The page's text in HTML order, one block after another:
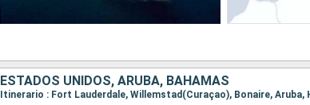
ESTADOS UNIDOS, ARUBA, BAHAMAS
Itinerario : Fort Lauderdale, Willemstad(Curaçao), Bonaire,